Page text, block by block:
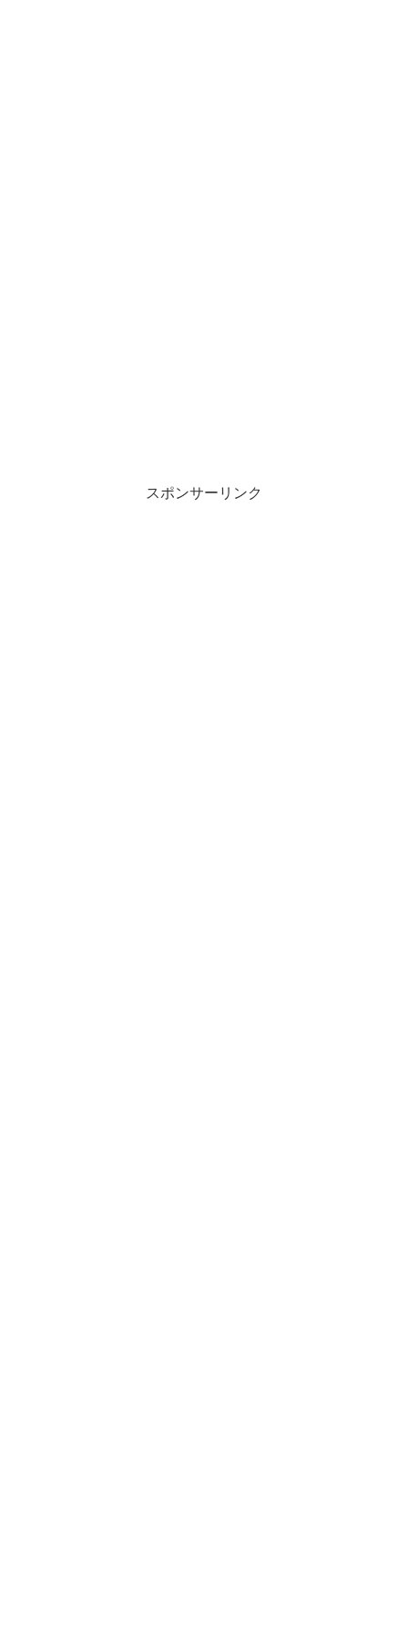
スポンサーリンク